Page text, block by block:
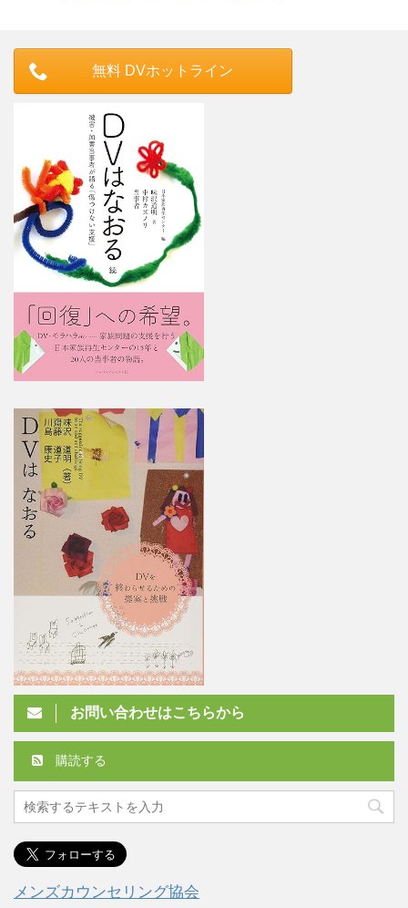
無料 DVホットライン
お問い合わせはこちらから
購読する
メンズカウンセリング協会